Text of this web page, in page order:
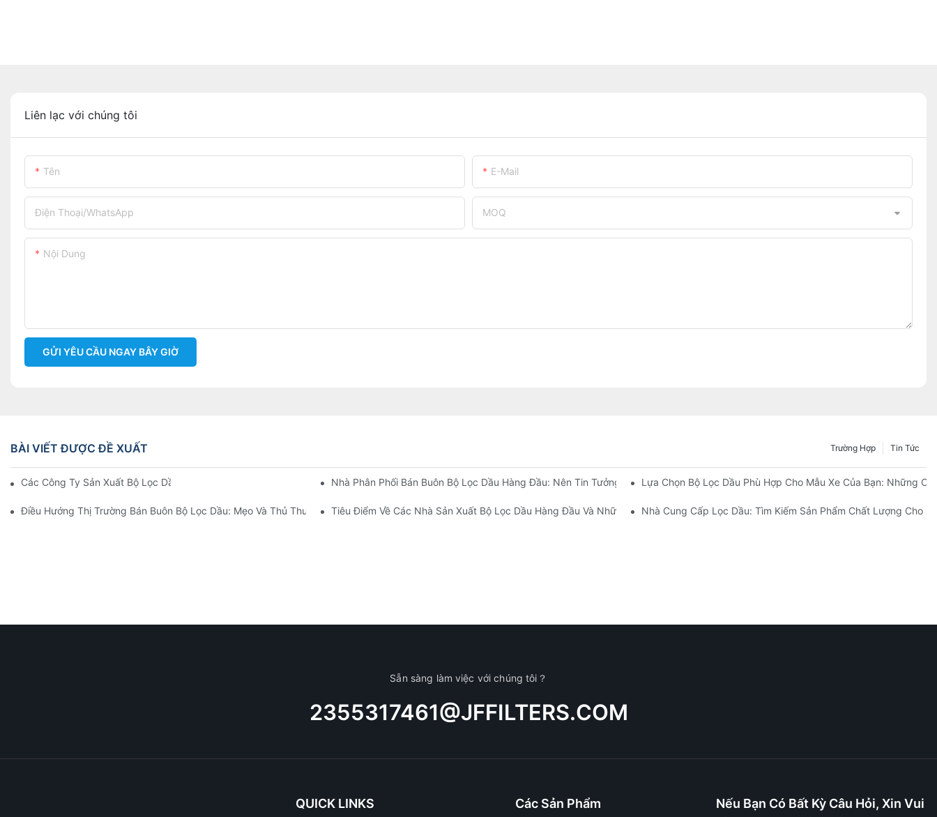
Liên lạc với chúng tôi
Tên E-Mail
Điện Thoại/WhatsApp MOQ
Nội Dung
GỬI YÊU CẦU NGAY BÂY GIỜ
BÀI VIẾT ĐƯỢC ĐỀ XUẤT Tin Tức
Trường Hợp
Các Công Ty Sản Xuất Bộ Lọc Dầu Hàng Đầu: Tổng Quan Toàn Diện Nhà Phân Phối Bán Buôn Bộ Lọc Dầu Hàng Đầu: Nên Tin Tưởng Ai? Lựa Chọn Bộ Lọc Dầu Phù Hợp Cho Mẫu Xe Của Bạn: Những
Điều Hướng Thị Trường Bán Buôn Bộ Lọc Dầu: Mẹo Và Thủ Thuật Tiêu Điểm Về Các Nhà Sản Xuất Bộ Lọc Dầu Hàng Đầu Và Những Cải Tiến Của HọNhà Cung Cấp Lọc Dầu: Tìm Kiếm Sản Phẩm Chất Lượng Cho
Sẵn sàng làm việc với chúng tôi？
2355317461@JFFILTERS.COM
QUICK LINKS Các Sản Phẩm
Nếu Bạn Có Bất Kỳ Câu Hỏi, Xin Vui